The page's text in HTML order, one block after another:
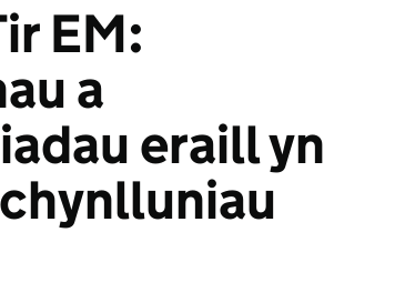
EM:
a
eraill yn